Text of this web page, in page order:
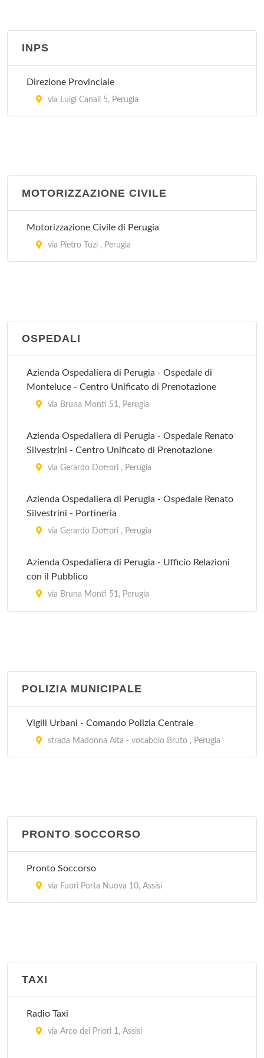
via Matteotti Giacomo , Todi
INPS
Direzione Provinciale
via Luigi Canali 5, Perugia
MOTORIZZAZIONE CIVILE
Motorizzazione Civile di Perugia
via Pietro Tuzi , Perugia
OSPEDALI
Azienda Ospedaliera di Perugia - Ospedale di
Monteluce - Centro Unificato di Prenotazione
via Bruna Monti 51, Perugia
Azienda Ospedaliera di Perugia - Ospedale Renato
Silvestrini - Centro Unificato di Prenotazione
via Gerardo Dottori , Perugia
Azienda Ospedaliera di Perugia - Ospedale Renato
Silvestrini - Portineria
via Gerardo Dottori , Perugia
Azienda Ospedaliera di Perugia - Ufficio Relazioni
con il Pubblico
via Bruna Monti 51, Perugia
Azienda Ospedaliera di Perugia e USL 2 - Centro
piazzale Europa , Perugia
POLIZIA MUNICIPALE
Vigili Urbani - Comando Polizia Centrale
strada Madonna Alta - vocabolo Bruto , Perugia
PRONTO SOCCORSO
Pronto Soccorso
via Fuori Porta Nuova 10, Assisi
TAXI
Radio Taxi
via Arco dei Priori 1, Assisi